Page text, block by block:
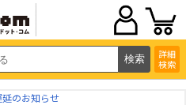
詳細
検索
のお知らせ